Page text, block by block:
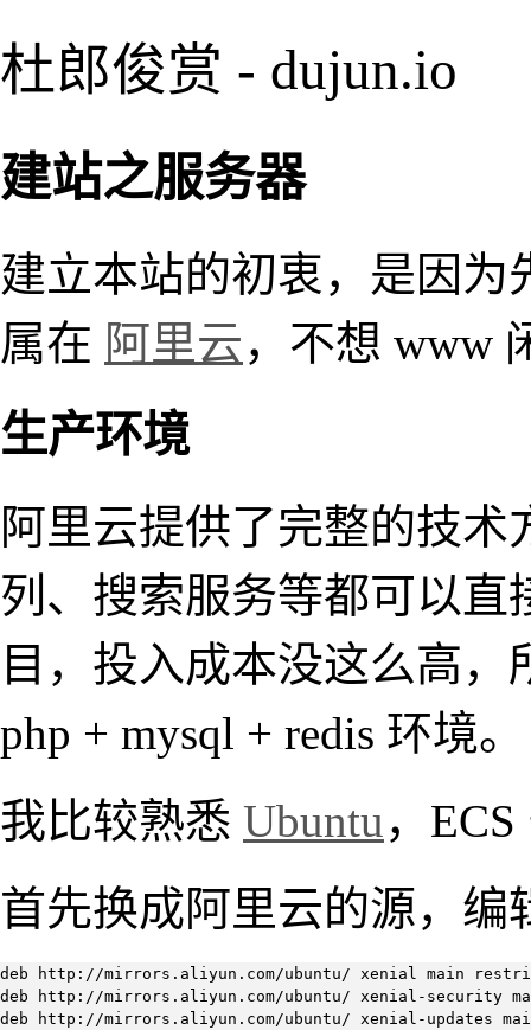
杜郎俊赏 - dujun.io
建站之服务器
建立本站的初衷，是因
属在 阿里云，不想 www
生产环境
阿里云提供了完整的技
列、搜索服务等都可以
目，投入成本没这么高，
php + mysql + redis 环境。
我比较熟悉 Ubuntu ，
首先换成阿里云的源，编
deb http://mirrors.aliyun.com/ubuntu/ xenial main
deb http://mirrors.aliyun.com/ubuntu/ xenial-security
deb http://mirrors.aliyun.com/ubuntu/ xenial-updates